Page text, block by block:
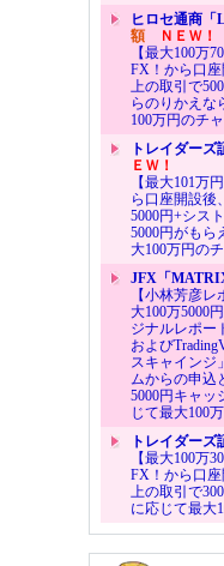
ヒロセ通商「
額ＮＥＷ！
【最大100万
FX！から口
上の取引で
らのりかえな
100万円のチ
トレイダーズ
ＥＷ！
【最大101万
ら口座開設後
5000円+シス
5000円がもら
大100万円の
JFX「
【小林芳彦
大100万5000
ジナルレポー
および
スキャインジ
ムからの申込
5000円キャッ
じて最大100
トレイダーズ
【最大100万
FX！から口
上の取引で
に応じて最大